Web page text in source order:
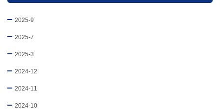
2025-9
2025-7
2025-3
2024-12
2024-11
2024-10